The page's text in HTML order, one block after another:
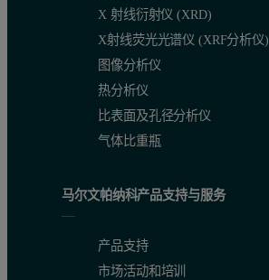
X 射线衍射仪 (XRD)
X射线荧光光谱仪 (XRF分析仪)
图像分析仪
热分析仪
比表面及孔径分析仪
气体比重瓶
马尔文帕纳科产品支持与服务
产品支持
市场活动和培训